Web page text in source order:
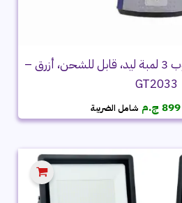
كشاف طوارئ جنرال، كلوب 3 لمبة ليد، قابل للشحن، أزرق –
GT2033
السعر
الأصلي
999 ج.م.
899 ج.م السعر
الحالي
899 ج.م.
شامل الضريبة